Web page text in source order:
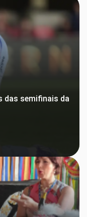
das semifinais da